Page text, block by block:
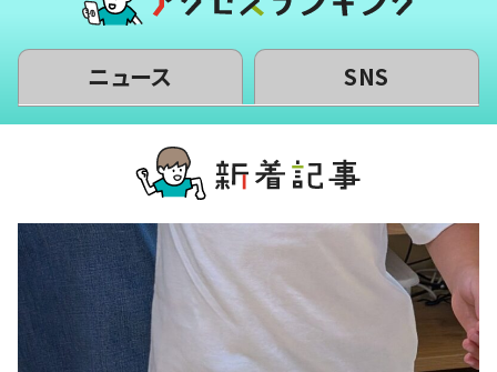
ニュース SNS